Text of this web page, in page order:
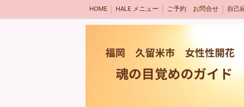
HOME HALE メニュー ご予約 お問合せ 自己